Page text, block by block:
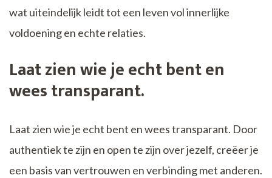
wat uiteindelijk leidt tot een leven vol innerlijke
voldoening en echte relaties.
Laat zien wie je echt bent en
wees transparant.
Laat zien wie je echt bent en wees transparant. Door
authentiek te zijn en open te zijn over jezelf, creëer je
een basis van vertrouwen en verbinding met anderen.